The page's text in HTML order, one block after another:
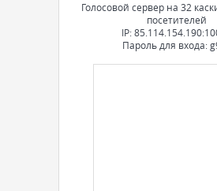
Голосовой сервер на 32
посетителей
IP:
Пароль для входа: